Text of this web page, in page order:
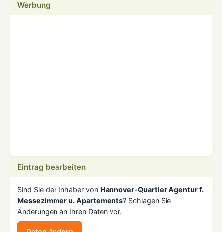
Werbung
Eintrag bearbeiten
Sind Sie der Inhaber von Hannover-Quartier Agentur f.
Messezimmer u. Apartements? Schlagen Sie
Änderungen an Ihren Daten vor.